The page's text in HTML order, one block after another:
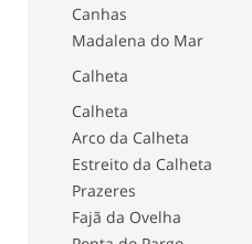
Canhas
Madalena do Mar
Calheta
Calheta
Arco da Calheta
Estreito da Calheta
Prazeres
Fajã da Ovelha